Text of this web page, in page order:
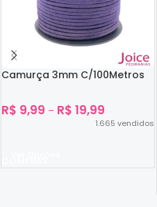
Camurça 3mm C/100Metros
R$ 9,99 – R$ 19,99
1.665 vendidos